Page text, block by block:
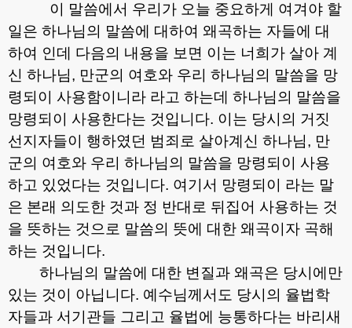
이 말씀에서 우리가 오늘 중요하게 여겨야 할
일은 하나님의 말씀에 대하여 왜곡하는 자들에 대
하여 인데 다음의 내용을 보면 이는 너희가 살아 계
신 하나님, 만군의 여호와 우리 하나님의 말씀을 망
령되이 사용함이니라 라고 하는데 하나님의 말씀을
망령되이 사용한다는 것입니다. 이는 당시의 거짓
선지자들이 행하였던 범죄로 살아계신 하나님, 만
군의 여호와 우리 하나님의 말씀을 망령되이 사용
하고 있었다는 것입니다. 여기서 망령되이 라는 말
은 본래 의도한 것과 정 반대로 뒤집어 사용하는 것
을 뜻하는 것으로 말씀의 뜻에 대한 왜곡이자 곡해
하는 것입니다.
하나님의 말씀에 대한 변질과 왜곡은 당시에만
있는 것이 아닙니다. 예수님께서도 당시의 율법학
자들과 서기관들 그리고 율법에 능통하다는 바리새